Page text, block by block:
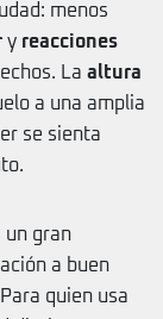
menos
y reacciones
La altura
a una amplia
se sienta
un gran
a buen
quien usa